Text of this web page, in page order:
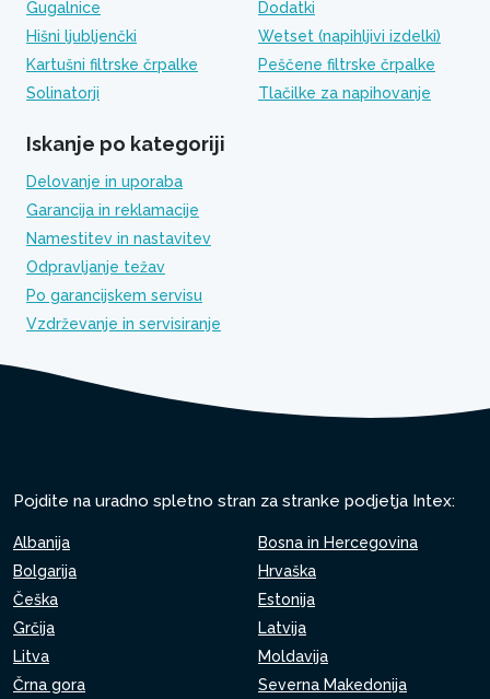
Gugalnice
Dodatki
Hišni ljubljenčki
Wetset (napihljivi izdelki)
Kartušni filtrske črpalke
Peščene filtrske črpalke
Solinatorji
Tlačilke za napihovanje
Iskanje po kategoriji
Delovanje in uporaba
Garancija in reklamacije
Namestitev in nastavitev
Odpravljanje težav
Po garancijskem servisu
Vzdrževanje in servisiranje
Pojdite na uradno spletno stran za stranke podjetja Intex:
Albanija
Bosna in Hercegovina
Bolgarija
Hrvaška
Češka
Estonija
Grčija
Latvija
Litva
Moldavija
Črna gora
Severna Makedonija